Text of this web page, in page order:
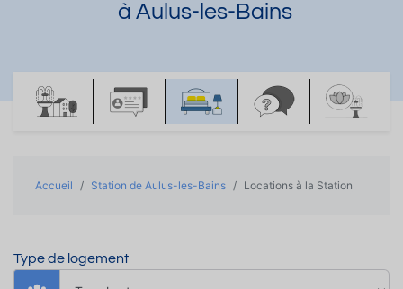
à Aulus-les-Bains
Accueil Station de Aulus-les-Bains Locations à la Station
Type de logement